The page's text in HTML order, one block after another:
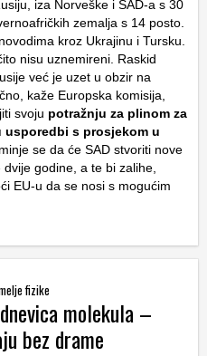
iza Norveške i SAD-a s 30
zemalja s 14 posto.
kroz Ukrajinu i Tursku.
nisu uznemireni. Raskid
već je uzet u obzir na
kaže Europska komisija,
svoju potražnju za plinom za
usporedbi s prosjekom u
se da će SAD stvoriti nove
godine, a te bi zalihe,
EU-u da se nosi s mogućim
fizike
molekula –
bez drame